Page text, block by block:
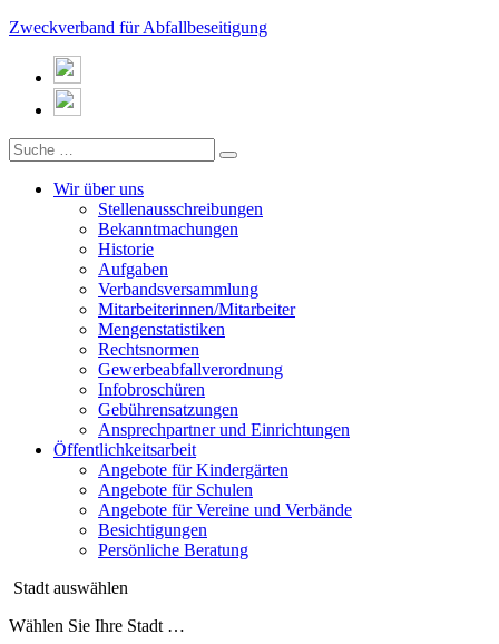
Zweckverband für Abfallbeseitigung
Wir über uns
Stellenausschreibungen
Bekanntmachungen
Historie
Aufgaben
Verbandsversammlung
Mitarbeiterinnen/Mitarbeiter
Mengenstatistiken
Rechtsnormen
Gewerbeabfallverordnung
Infobroschüren
Gebührensatzungen
Ansprechpartner und Einrichtungen
Öffentlichkeitsarbeit
Angebote für Kindergärten
Angebote für Schulen
Angebote für Vereine und Verbände
Besichtigungen
Persönliche Beratung
Stadt auswählen
Wählen Sie Ihre Stadt …